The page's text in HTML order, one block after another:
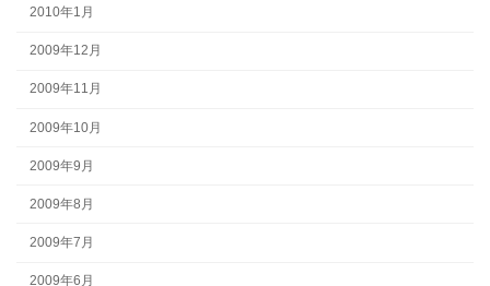
2010年1月
2009年12月
2009年11月
2009年10月
2009年9月
2009年8月
2009年7月
2009年6月